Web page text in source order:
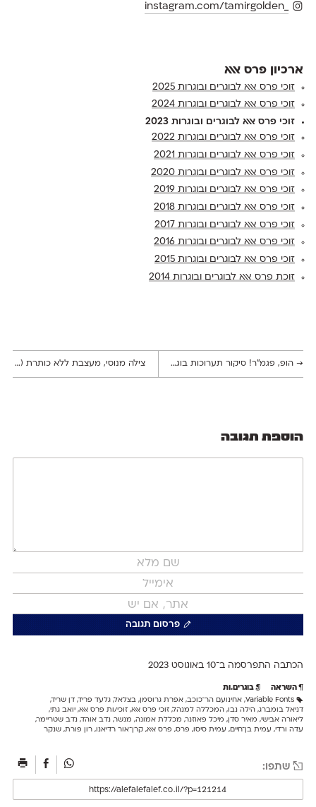
instagram.com/tamirgolden_
ארכיון פרס אאא
זוכי פרס אאא לבוגרים ובוגרות 2025
זוכי פרס אאא לבוגרים ובוגרות 2024
זוכי פרס אאא לבוגרים ובוגרות 2023
זוכי פרס אאא לבוגרים ובוגרות 2022
זוכי פרס אאא לבוגרים ובוגרות 2021
זוכי פרס אאא לבוגרים ובוגרות 2020
זוכי פרס אאא לבוגרים ובוגרות 2019
זוכי פרס אאא לבוגרים ובוגרות 2018
זוכי פרס אאא לבוגרים ובוגרות 2017
זוכי פרס אאא לבוגרים ובוגרות 2016
זוכי פרס אאא לבוגרים ובוגרות 2015
זוכת פרס אאא לבוגרים ובוגרות 2014
→הופ, פגמ״ר! סיקור תערוכות בוגרי תקש״ח 2023 – חלק ג׳ צילה מנוסי, מעצבת ללא כותרת (אחת)
הוספת תגובה
פרסום תגובה
הכתבה התפרסמה ב־10 ב אוגוסט 2023
השראה בוגרים.ות
Variable Fonts
, אחינועם הר־כוכב, אפרת גרוסמן, בצלאל, גלעד פריד, דן שריד,
דניאל בומברג, הילה נבו, המכללה למנהל, זוכי פרס אאא, זוכי/ות פרס אאא, יואב גתי,
ליאורה אבישי, מאיר סדן, מיכל פאוזנר, מכללת אמונה, מנשר, נדב אוהד, נדב שטריימר,
עדה ורדי, עמית בן־חיים, עמית סיסו, פרס, פרס אאא, קרן־אור רדיאנו, רון פורת, שנקר
שתפו: